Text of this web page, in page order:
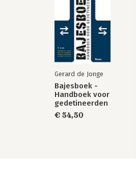
Gerard de Jonge
Bajesboek -
Handboek voor
gedetineerden
€ 54,50